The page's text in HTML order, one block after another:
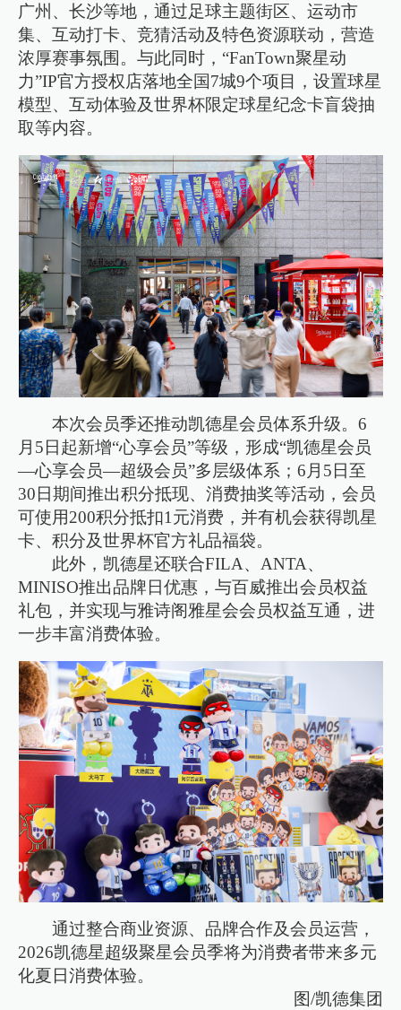
广州、长沙等地，通过足球主题街区、运动市
集、互动打卡、竞猜活动及特色资源联动，营造
浓厚赛事氛围。与此同时，“FanTown聚星动
力”IP官方授权店落地全国7城9个项目，设置球星
模型、互动体验及世界杯限定球星纪念卡盲袋抽
取等内容。
本次会员季还推动凯德星会员体系升级。6
月5日起新增“心享会员”等级，形成“凯德星会员
—心享会员—超级会员”多层级体系；6月5日至
30日期间推出积分抵现、消费抽奖等活动，会员
可使用200积分抵扣1元消费，并有机会获得凯星
卡、积分及世界杯官方礼品福袋。
此外，凯德星还联合FILA、ANTA、
MINISO推出品牌日优惠，与百威推出会员权益
礼包，并实现与雅诗阁雅星会会员权益互通，进
一步丰富消费体验。
通过整合商业资源、品牌合作及会员运营，
2026凯德星超级聚星会员季将为消费者带来多元
化夏日消费体验。
图/凯德集团